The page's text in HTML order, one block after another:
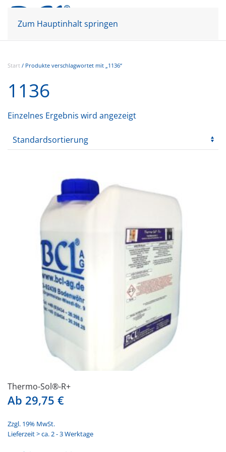
Zum Hauptinhalt springen
Start / Produkte verschlagwortet mit „1136“
1136
Einzelnes Ergebnis wird angezeigt
Thermo-Sol®-R+
Ab 29,75 €
Zzgl. 19% MwSt.
Lieferzeit > ca. 2 - 3 Werktage